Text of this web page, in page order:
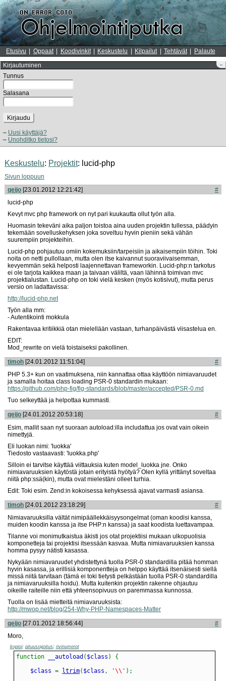
Etusivu Oppaat Koodivinkit Keskustelu Kilpailut Tehtävät Palaute
–
Kirjautuminen
Tunnus
Salasana
Kirjaudu
Uusi käyttäjä?
Unohditko tietosi?
Keskustelu: Projektit: lucid-php
Sivun loppuun
qeijo [23.01.2012 12:21:42]
#
lucid-php
Kevyt mvc php framework on nyt pari kuukautta ollut työn alla.
Huomasin tekeväni aika paljon toistoa aina uuden projektin tullessa, päädyin
tekemään sovelluskehyksen joka soveltuu hyvin pieniin sekä vähän
suurempiin projekteihin.
Lucid-php pohjautuu omiin kokemuksiin/tarpeisiin ja aikaisempiin töihin. Toki
noita on netti pullollaan, mutta olen itse kaivannut suoraviivaisemman,
kevyemmän sekä helposti laajennettavan frameworkin. Lucid-php:n tarkotus
ei ole tarjota kaikkea maan ja taivaan väliltä, vaan lähinnä toimivan mvc
projektialustan. Lucid-php on toki vielä kesken (myös kotisivut), mutta perus
versio on ladattavissa:
http://lucid-php.net
Työn alla mm:
- Autentikointi mokkula
Rakentavaa kritiikkiä otan mielellään vastaan, turhanpäivästä viisastelua en.
EDIT:
Mod_rewrite on vielä toistaiseksi pakollinen.
timoh [24.01.2012 11:51:04]
#
PHP 5.3+ kun on vaatimuksena, niin kannattaa ottaa käyttöön nimiavaruudet
ja samalla hoitaa class loading PSR-0 standardin mukaan:
https://github.com/php-fig/fig-standards/blob/master/accepted/PSR-0.md
Tuo selkeyttää ja helpottaa kummasti.
qeijo [24.01.2012 20:53:18]
#
Esim, mallit saan nyt suoraan autoload:illa includattua jos ovat vain oikein
nimettyjä.
Eli luokan nimi: 'luokka'
Tiedosto vastaavasti: 'luokka.php'
Silloin ei tarvitse käyttää viittauksia kuten model_luokka jne. Onko
nimiavaruuksien käytöstä jotain erityistä hyötyä? Olen kyllä yrittänyt soveltaa
niitä php:ssä(kin), mutta ovat mielestäni olleet turhia.
Edit: Toki esim. Zend:in kokoisessa kehyksessä ajavat varmasti asiansa.
timoh [24.01.2012 23:18:29]
#
Nimiavaruuksilla vältät nimipäällekkäisyysongelmat (oman koodisi kanssa,
muiden koodin kanssa ja itse PHP:n kanssa) ja saat koodista luettavampaa.
Tilanne voi monimutkaistua äkisti jos otat projektiisi mukaan ulkopuolisia
komponetteja tai projektisi itsessään kasvaa. Mutta nimiavaruuksien kanssa
homma pysyy nätisti kasassa.
Nykyään nimiavaruudet yhdistettynä tuolla PSR-0 standardilla pitää homman
hyvin kasassa, ja erillisiä komponentteja on helppo käyttää itsenäisesti siellä
missä niitä tarvitaan (tämä ei toki tietysti pelkästään tuolla PSR-0 standardilla
ja nimiavaruuksilla hoidu). Mutta kuitenkin projektin rakenne ohjautuu
oikeille raiteille niin että yhteensopivuus on paremmassa kunnossa.
Tuolla on lisää mietteitä nimiavaruuksista:
http://mwop.net/blog/254-Why-PHP-Namespaces-Matter
qeijo [27.01.2012 18:56:44]
#
Moro,
kopioi; pituusrajoitus; rivinumerot
function __autoload ( $class )
{
    $class
= ltrim( $class , '\\' ) ;